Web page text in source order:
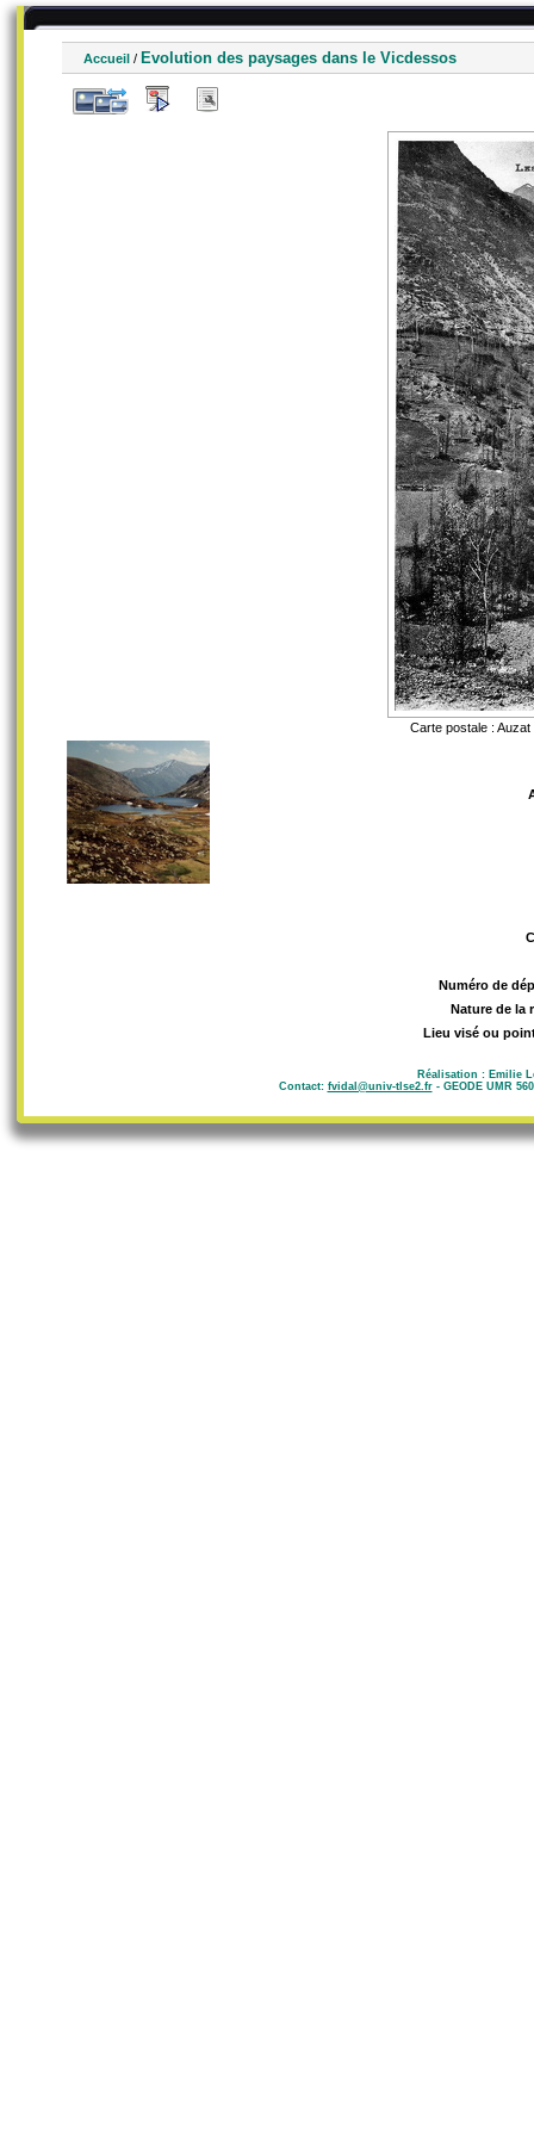
Accueil / Evolution des paysages dans le Vicdessos
Carte postale :
Numéro de
Nature de la
Lieu visé ou
Réalisation : Emilie
Contact: fvidal@univ-tlse2.fr- GEODE UMR